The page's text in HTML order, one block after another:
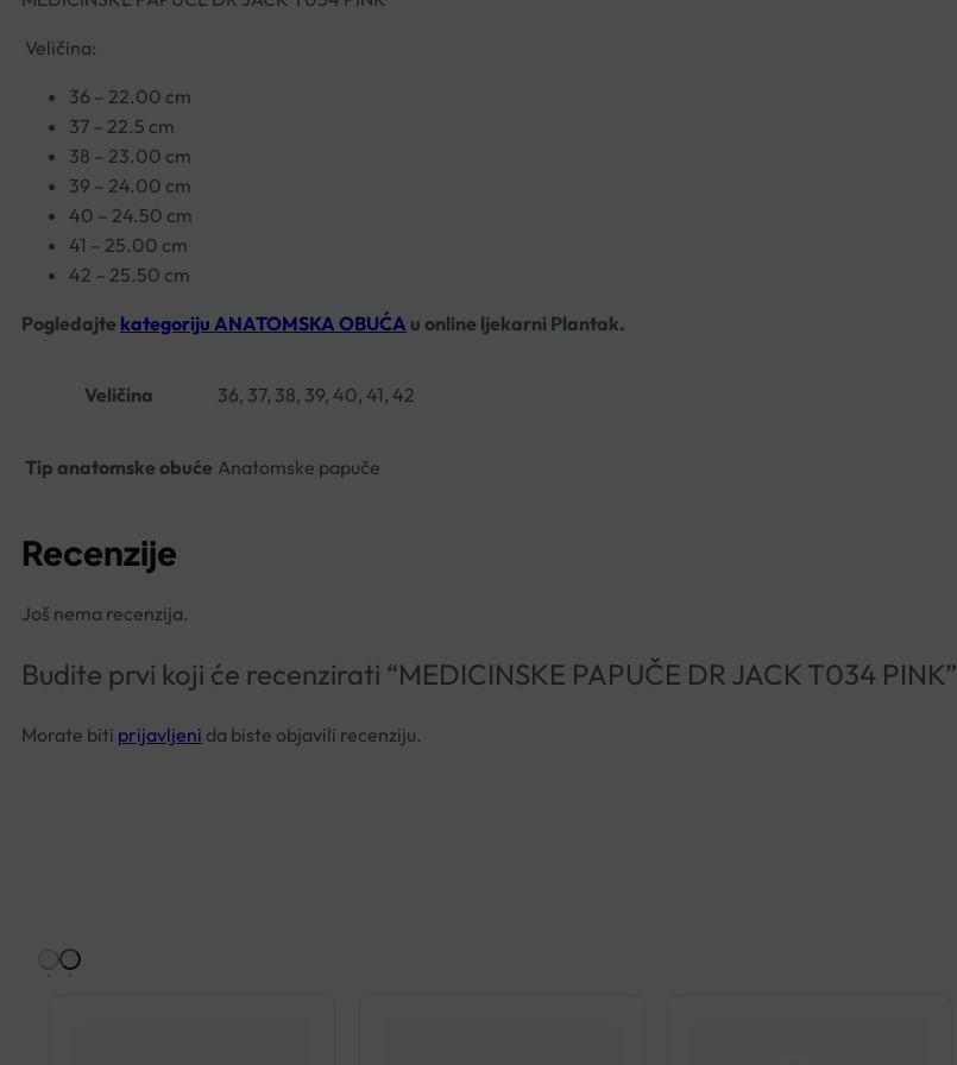
Veličina:
36 – 22.00 cm
37 – 22.5 cm
38 – 23.00 cm
39 – 24.00 cm
40 – 24.50 cm
41 – 25.00 cm
42 – 25.50 cm
Pogledajte kategoriju ANATOMSKA OBUĆA u online ljekarni Plantak.
Veličina 36, 37, 38, 39, 40, 41, 42
Tip anatomske obuće Anatomske papuče
Recenzije
Još nema recenzija.
Budite prvi koji će recenzirati “MEDICINSKE PAPUČE DR JACK T034 PINK”
Morate biti prijavljeni da biste objavili recenziju.